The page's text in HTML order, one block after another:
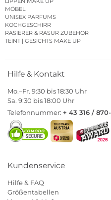
MÖBEL
UNISEX PARFUMS
KOCHGESCHIRR
RASIERER & RASUR ZUBEHÖR
TEINT | GESICHTS MAKE UP
Hilfe & Kontakt
Mo.–Fr. 9:30 bis 18:30 Uhr
Sa. 9:30 bis 18:00 Uhr
Telefonnummer: + 43 316 /
Kundenservice
Hilfe & FAQ
Größentabellen